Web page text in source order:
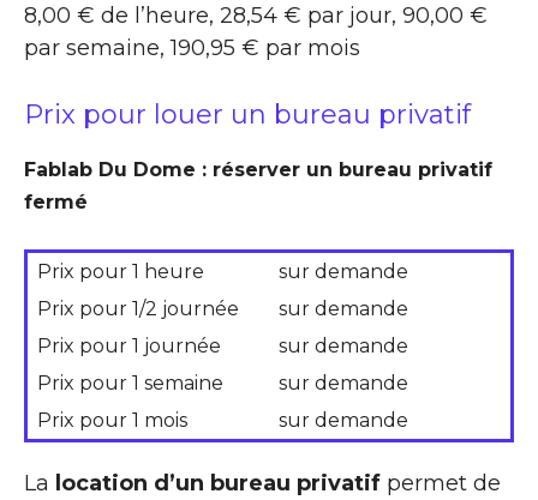
8,00 € de l’heure, 28,54 € par jour, 90,00 €
par semaine, 190,95 € par mois
Prix pour louer un bureau privatif
Fablab Du Dome : réserver un bureau privatif
fermé
Prix pour 1 heure
sur demande
Prix pour 1/2 journée
sur demande
Prix pour 1 journée
sur demande
Prix pour 1 semaine
sur demande
Prix pour 1 mois
sur demande
La location d’un bureau privatif permet de